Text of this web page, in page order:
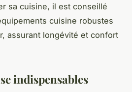
sa cuisine, il est conseillé
cuisine robustes
assurant longévité et confort
indispensables